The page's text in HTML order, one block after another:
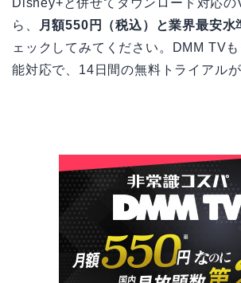
Disney+と併せてダウンロード対応の
ら、
月額550円（税込）と業界最安水
ェックしてみてください。DMM TV
能対応で、14日間の無料トライアルが